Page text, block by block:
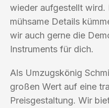
wieder aufgestellt wird.
mühsame Details
wir auch gerne die
Instruments für dich.
Als Umzugskönig
großen Wert auf eine
Preisgestaltung. Wir